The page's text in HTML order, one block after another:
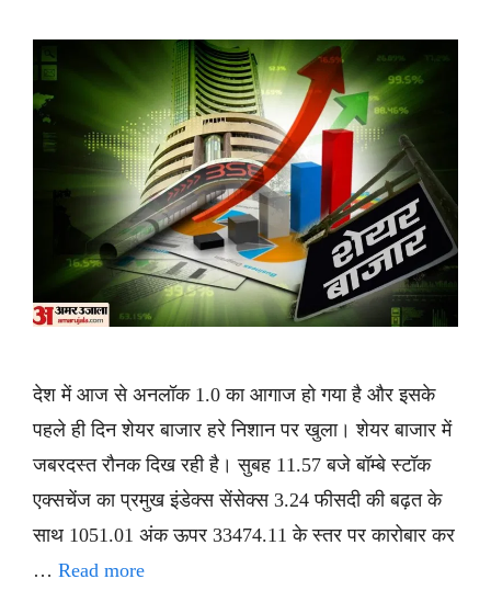
देश में आज से अनलॉक 1.0 का आगाज हो गया है और इसके
पहले ही दिन शेयर बाजार हरे निशान पर खुला। शेयर बाजार में
जबरदस्त रौनक दिख रही है। सुबह 11.57 बजे बॉम्बे स्टॉक
एक्सचेंज का प्रमुख इंडेक्स सेंसेक्स 3.24 फीसदी की बढ़त के
साथ 1051.01 अंक ऊपर 33474.11 के स्तर पर कारोबार कर
… Read more